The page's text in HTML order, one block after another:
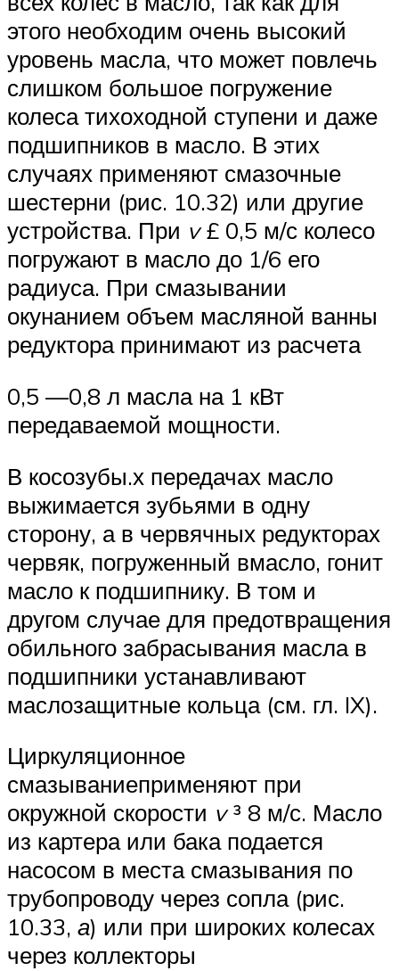
этого необходим очень высокий
уровень масла, что может повлечь
слишком боль­шое погружение
колеса тихоходной ступени и даже
подшипни­ков в масло. В этих
случаях применяют смазочные
шестерни (рис. 10.32) или другие
устройства. При v£ 0,5 м/с колесо
погружают в масло до 1/6 его
радиуса. При смазы­вании
окунанием объем масляной ванны
редуктора принимают из расчета
0,5 —0,8 л масла на 1 кВт
передаваемой мощ­ности.
В косозубы.х передачах масло
выжимается зубьями в одну
сторону, а в червячных редукторах
червяк, погруженный вмасло, гонит
масло к подшипнику. В том и
другом случае для предотвращения
обильного забрасывания масла в
под­шипники устанавливают
маслозащитные кольца (см. гл. IX).
Циркуляционное
смазываниеприменяют при
окружной ско­рости v³ 8 м/с. Масло
из картера или бака подается
насосом в места смазывания по
трубопроводу через сопла (рис.
10.33, а) или при широких колесах
через коллекторы